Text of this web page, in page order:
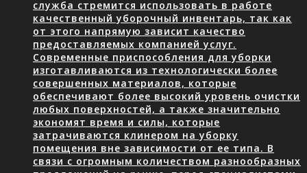
служба стремится использовать в работе
качественный уборочный инвентарь, так как
от этого напрямую зависит качество
предоставляемых компанией услуг.
Современные приспособления для уборки
изготавливаются из технологически более
совершенных материалов, которые
обеспечивают более высокий уровень очистки
любых поверхностей, а также значительно
экономят время и силы, которые
затрачиваются клинером на уборку
помещения вне зависимости от ее типа. В
связи с огромным количеством разнообразных